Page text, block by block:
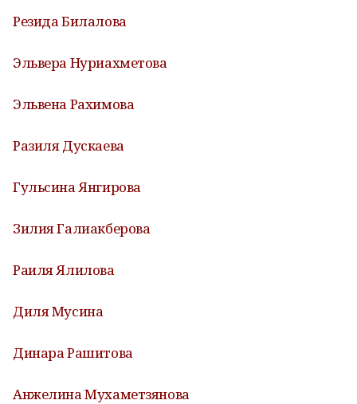
Резида Билалова
Эльвера Нуриахметова
Эльвена Рахимова
Разиля Дускаева
Гульсина Янгирова
Зилия Галиакберова
Раиля Ялилова
Диля Мусина
Динара Рашитова
Анжелина Мухаметзянова